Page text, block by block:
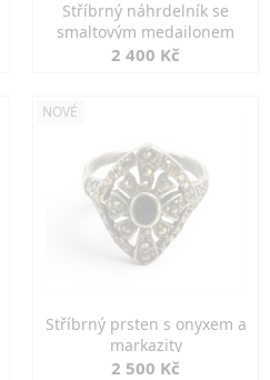
Stříbrný náhrdelník se
smaltovým medailonem
2 400 Kč
NOVÉ
Stříbrný prsten s onyxem a
markazity
2 500 Kč